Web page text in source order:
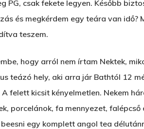
PG, csak fekete legyen. Később
és megkérdem egy teára van
teszem.
hogy arról nem írtam Nektek,
teázó hely, aki arra jár Bathtól 12
felett kicsit kényelmetlen. Nekem
porcelánok, fa mennyezet,
beesni egy komplett angol tea